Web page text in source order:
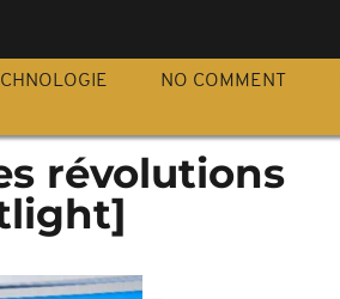
NO COMMENT
révolutions